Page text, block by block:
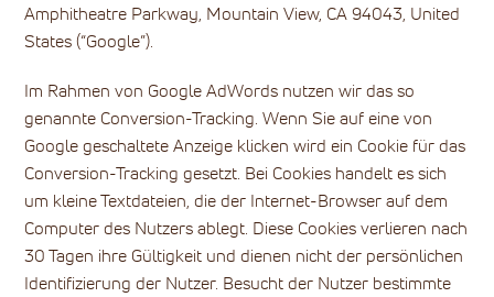
Amphitheatre Parkway, Mountain View, CA 94043, United
States (“Google”).
Im Rahmen von Google AdWords nutzen wir das so
genannte Conversion-Tracking. Wenn Sie auf eine von
Google geschaltete Anzeige klicken wird ein Cookie für das
Conversion-Tracking gesetzt. Bei Cookies handelt es sich
um kleine Textdateien, die der Internet-Browser auf dem
Computer des Nutzers ablegt. Diese Cookies verlieren nach
30 Tagen ihre Gültigkeit und dienen nicht der persönlichen
Identifizierung der Nutzer. Besucht der Nutzer bestimmte